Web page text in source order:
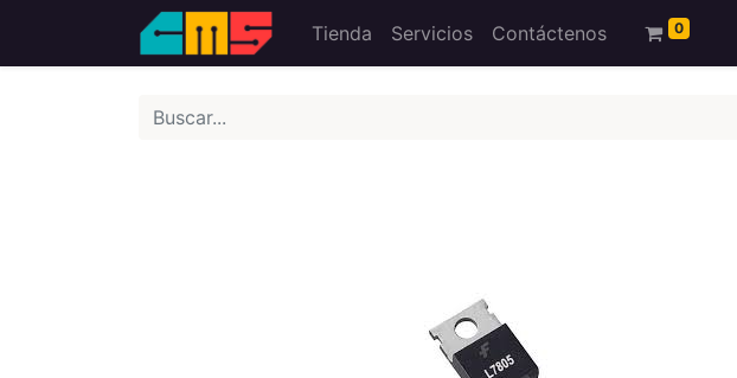
Tienda Servicios Contáctenos 0